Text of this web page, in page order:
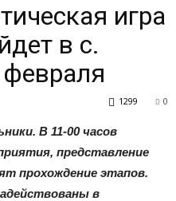
газеты
игра
в с.
0
1299
В 11-00 часов
представление
прохождение этапов.
в